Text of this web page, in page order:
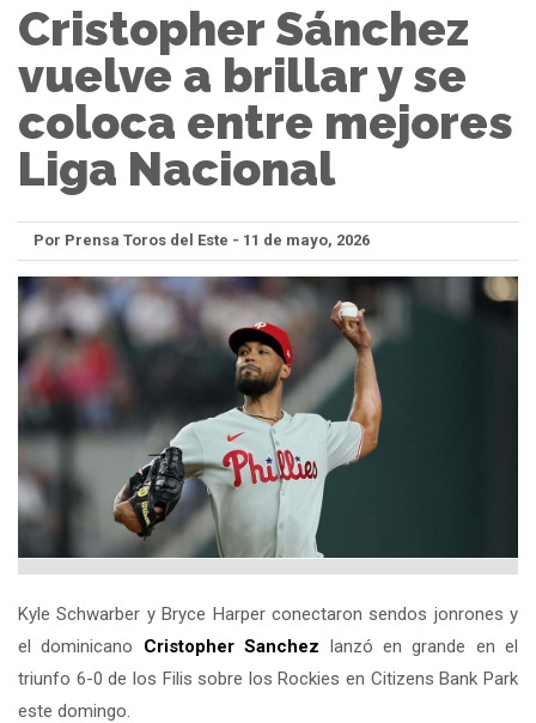
Cristopher Sánchez
vuelve a brillar y se
coloca entre mejores
Liga Nacional
Por Prensa Toros del Este - 11 de mayo, 2026
Kyle Schwarber y Bryce Harper conectaron sendos jonrones y
el dominicano Cristopher Sanchez lanzó en grande en el
triunfo 6-0 de los Filis sobre los Rockies en Citizens Bank Park
este domingo.